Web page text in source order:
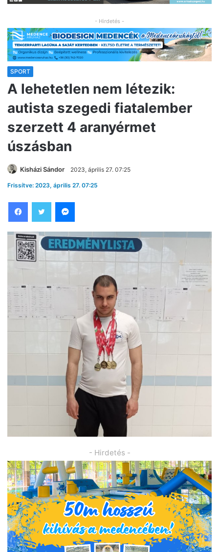
- Hirdetés -
SPORT
A lehetetlen nem létezik:
autista szegedi fiatalember
szerzett 4 aranyérmet
úszásban
Kisházi Sándor 2023, április 27. 07:25
Frissítve: 2023, április 27. 07:25
- Hirdetés -